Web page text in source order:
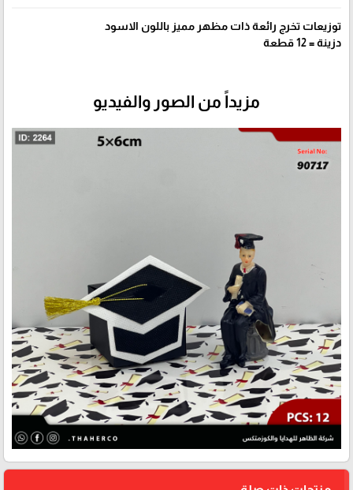
توزيعات تخرج رائعة ذات مظهر مميز باللون الاسود
دزينة = 12 قطعة
مزيداً من الصور والفيديو